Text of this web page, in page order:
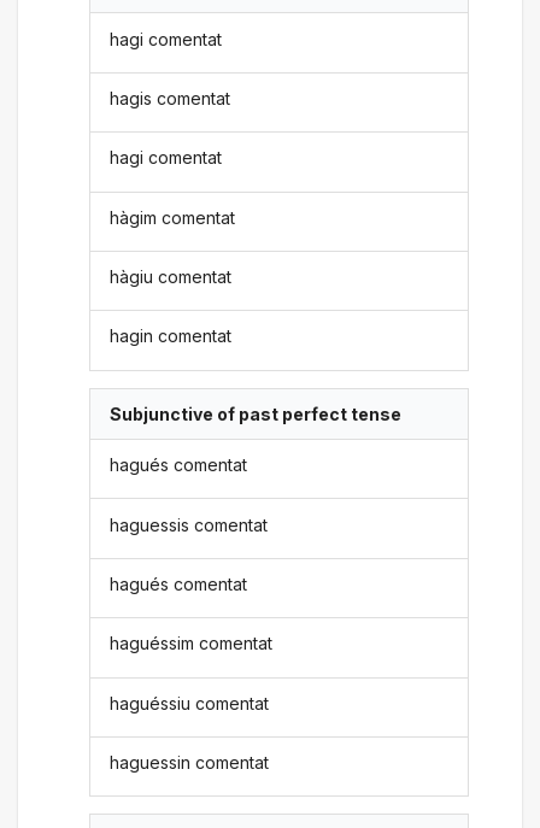
hagi comentat
hagis comentat
hagi comentat
hàgim comentat
hàgiu comentat
hagin comentat
Subjunctive of past perfect tense
hagués comentat
haguessis comentat
hagués comentat
haguéssim comentat
haguéssiu comentat
haguessin comentat